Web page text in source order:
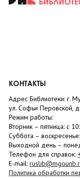
КОНТАКТЫ
Адрес Библиотеки: г.
ул. Софьи Перовской,
Режим работы:
Вторник – пятница: с
Суббота – воскресенье
Выходной день –
Телефон для справок:
E-mail:
Политика обработки